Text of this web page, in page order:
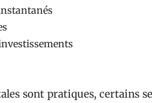
sont pratiques, certains